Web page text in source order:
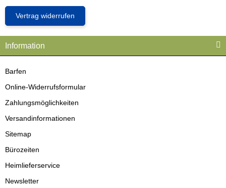
Vertrag widerrufen
Information
Barfen
Online-Widerrufsformular
Zahlungsmöglichkeiten
Versandinformationen
Sitemap
Bürozeiten
Heimlieferservice
Newsletter